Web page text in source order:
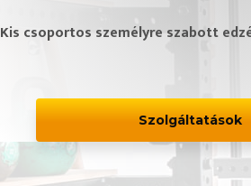
Kis csoportos személyre szabott
Szolgáltatások